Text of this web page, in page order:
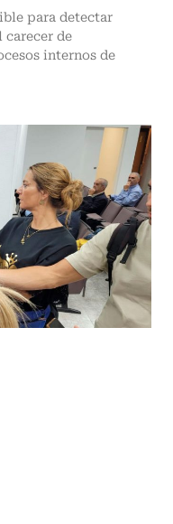
para detectar
carecer de
internos de